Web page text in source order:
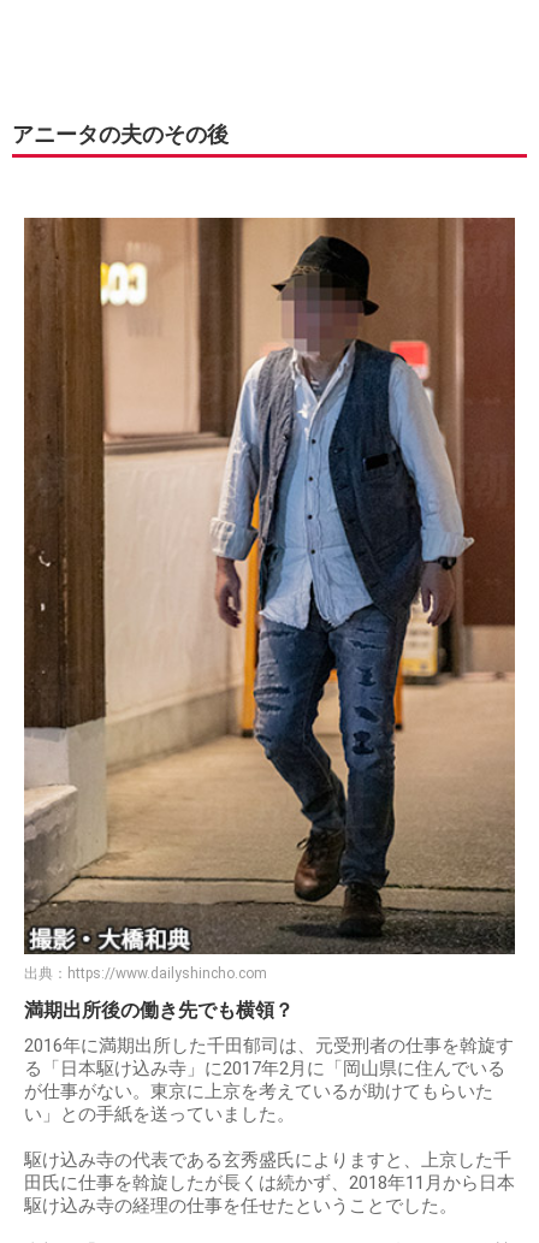
アニータの夫のその後
出典： https://www.dailyshincho.com
満期出所後の働き先でも横領？
2016年に満期出所した千田郁司は、元受刑者の仕事を斡旋す
る「日本駆け込み寺」に2017年2月に「岡山県に住んでいる
が仕事がない。東京に上京を考えているが助けてもらいた
い」との手紙を送っていました。
駆け込み寺の代表である玄秀盛氏によりますと、上京した千
田氏に仕事を斡旋したが長くは続かず、2018年11月から日本
駆け込み寺の経理の仕事を任せたということでした。